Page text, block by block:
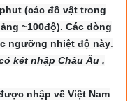
(các đồ vật trong
~100độ). Các dòng
ngưỡng nhiệt độ này.
két nhập Châu Âu ,
nhập về Việt Nam